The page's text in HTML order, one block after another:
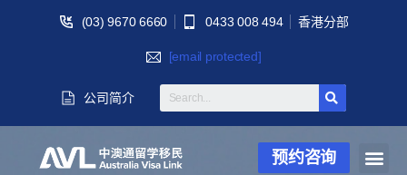
(03) 9670 6660 0433 008 494 香港分部
[email protected]
公司简介
预约咨询